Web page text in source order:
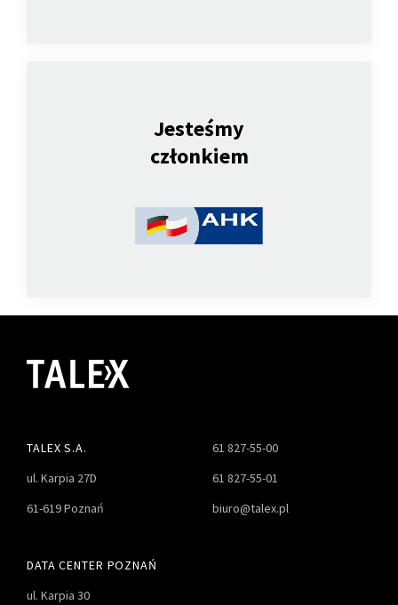
Jesteśmy
członkiem
TALEX S.A.
ul. Karpia 27D
61-619 Poznań
61 827-55-00
61 827-55-01
biuro@talex.pl
DATA CENTER POZNAŃ
ul. Karpia 30